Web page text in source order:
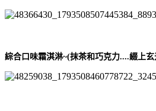
綜合口味霜淇淋~(抹茶和巧克力....綴上